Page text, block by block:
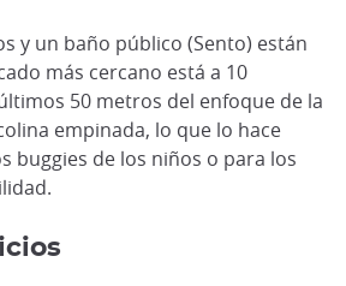
y un baño público (Sento) están
más cercano está a 10
50 metros del enfoque de la
empinada, lo que lo hace
buggies de los niños o para los